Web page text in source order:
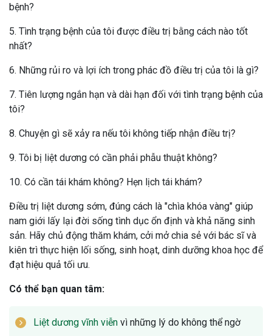
bệnh?
5. Tình trạng bệnh của tôi được điều trị bằng cách nào tốt
nhất?
6. Những rủi ro và lợi ích trong phác đồ điều trị của tôi là gì?
7. Tiên lượng ngắn hạn và dài hạn đối với tình trạng bệnh của
tôi?
8. Chuyện gì sẽ xảy ra nếu tôi không tiếp nhận điều trị?
9. Tôi bị liệt dương có cần phải phẫu thuật không?
10. Có cần tái khám không? Hẹn lịch tái khám?
Điều trị liệt dương sớm, đúng cách là "chìa khóa vàng" giúp
nam giới lấy lại đời sống tình dục ổn định và khả năng sinh
sản. Hãy chủ động thăm khám, cởi mở chia sẻ với bác sĩ và
kiên trì thực hiện lối sống, sinh hoạt, dinh dưỡng khoa học để
đạt hiệu quả tối ưu.
Có thể bạn quan tâm:
Liệt dương vĩnh viễn vì những lý do không thể ngờ